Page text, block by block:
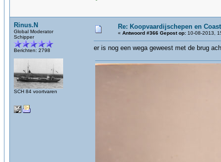
Rinus.N
Global Moderator
Schipper
Berichten: 2798
SCH 84 voortvaren
Re: Koopvaardijschepen en
« Antwoord #366 Gepost op: 10-08-2013,
er is nog een wega geweest met de brug